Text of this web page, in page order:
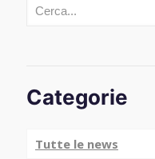
Categorie
Tutte le news